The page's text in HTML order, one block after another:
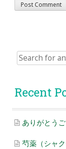
Search
for:
Recent
ありがとう
芍薬（シャ